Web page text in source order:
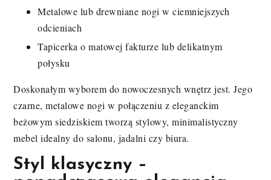
Metalowe lub drewniane nogi w ciemniejszych
odcieniach
Tapicerka o matowej fakturze lub delikatnym
połysku
Doskonałym wyborem do nowoczesnych wnętrz jest. Jego
czarne, metalowe nogi w połączeniu z eleganckim
beżowym siedziskiem tworzą stylowy, minimalistyczny
mebel idealny do salonu, jadalni czy biura.
Styl klasyczny –